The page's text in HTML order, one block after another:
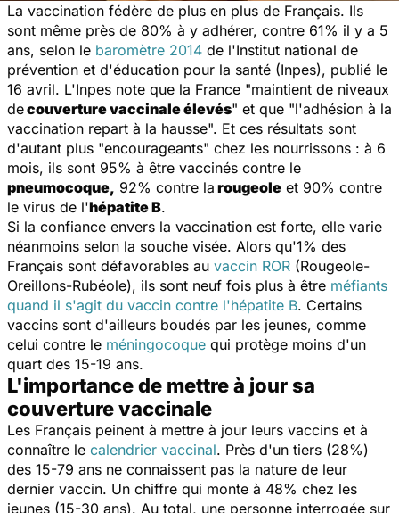
La vaccination fédère de plus en plus de Français. Ils
sont même près de 80% à y adhérer, contre 61% il y a 5
ans, selon le baromètre 2014 de l'Institut national de
prévention et d'éducation pour la santé (Inpes), publié le
16 avril. L'Inpes note que la France "maintient de niveaux
decouverture vaccinale élevés" et que "l'adhésion à la
vaccination repart à la hausse". Et ces résultats sont
d'autant plus "encourageants" chez les nourrissons : à 6
mois, ils sont 95% à être vaccinés contre le
pneumocoque, 92% contre la rougeole et 90% contre
le virus de l'hépatite B.
Si la confiance envers la vaccination est forte, elle varie
néanmoins selon la souche visée. Alors qu'1% des
Français sont défavorables au vaccin ROR (Rougeole-
Oreillons-Rubéole), ils sont neuf fois plus à être méfiants
quand il s'agit du vaccin contre l'hépatite B. Certains
vaccins sont d'ailleurs boudés par les jeunes, comme
celui contre le méningocoque qui protège moins d'un
quart des 15-19 ans.
L'importance de mettre à jour sa
couverture vaccinale
Les Français peinent à mettre à jour leurs vaccins et à
connaître le calendrier vaccinal. Près d'un tiers (28%)
des 15-79 ans ne connaissent pas la nature de leur
dernier vaccin. Un chiffre qui monte à 48% chez les
jeunes (15-30 ans). Au total, une personne interrogée sur